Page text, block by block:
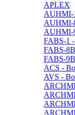
APLEX
AUHMI-
AUHMI-
AUHMI-
FABS-1
FABS-
FABS-
ACS -
AVS -